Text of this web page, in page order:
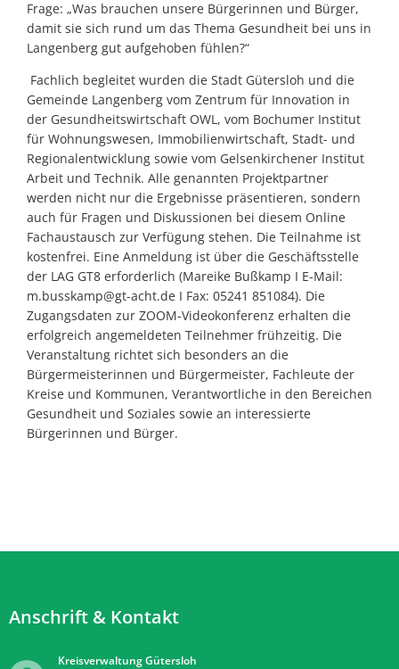
Frage: „Was brauchen unsere Bürgerinnen und Bürger,
damit sie sich rund um das Thema Gesundheit bei uns in
Langenberg gut aufgehoben fühlen?“
Fachlich begleitet wurden die Stadt Gütersloh und die
Gemeinde Langenberg vom Zentrum für Innovation in
der Gesundheitswirtschaft OWL, vom Bochumer Institut
für Wohnungswesen, Immobilienwirtschaft, Stadt- und
Regionalentwicklung sowie vom Gelsenkirchener Institut
Arbeit und Technik. Alle genannten Projektpartner
werden nicht nur die Ergebnisse präsentieren, sondern
auch für Fragen und Diskussionen bei diesem Online
Fachaustausch zur Verfügung stehen. Die Teilnahme ist
kostenfrei. Eine Anmeldung ist über die Geschäftsstelle
der LAG GT8 erforderlich (Mareike Bußkamp I E-Mail:
m.busskamp@gt-acht.de I Fax: 05241 851084). Die
Zugangsdaten zur ZOOM-Videokonferenz erhalten die
erfolgreich angemeldeten Teilnehmer frühzeitig. Die
Veranstaltung richtet sich besonders an die
Bürgermeisterinnen und Bürgermeister, Fachleute der
Kreise und Kommunen, Verantwortliche in den Bereichen
Gesundheit und Soziales sowie an interessierte
Bürgerinnen und Bürger.
Anschrift & Kontakt
Kreisverwaltung Gütersloh